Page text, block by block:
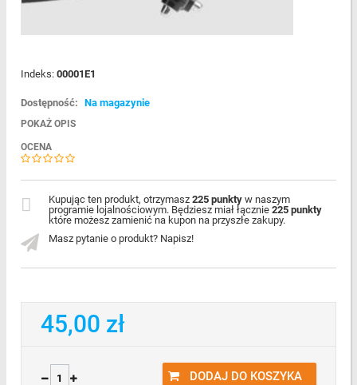
Indeks: 00001E1
Dostępność: Na magazynie
POKAŻ OPIS
OCENA
Masz pytanie o produkt? Napisz!
Kupując ten produkt, otrzymasz 225 punkty w naszym
programie lojalnościowym. Będziesz miał łącznie 225 punkty
które możesz zamienić na kupon na przyszłe zakupy.
45,00 zł
DODAJ DO KOSZYKA